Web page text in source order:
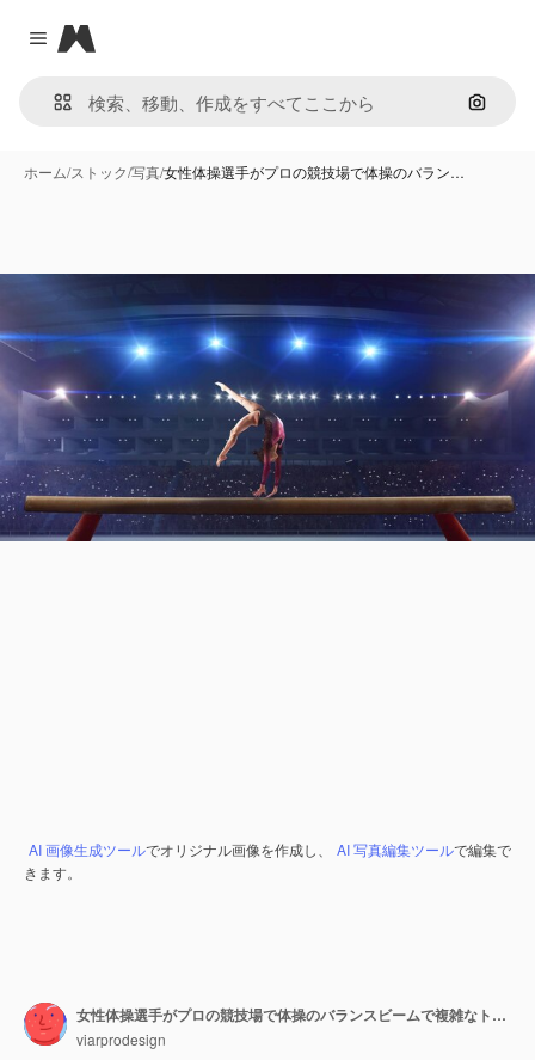
Close menu
Magnific
画像で
ホーム/ストック/写真/女性体操選手がプロの競技場で体操のバラン…
AI 画像生成ツールでオリジナル画像を作成し、 AI 写真編集ツールで編集で
きます。
女性体操選手がプロの競技場で体操のバランスビームで複雑なトリックをしています
viarprodesign